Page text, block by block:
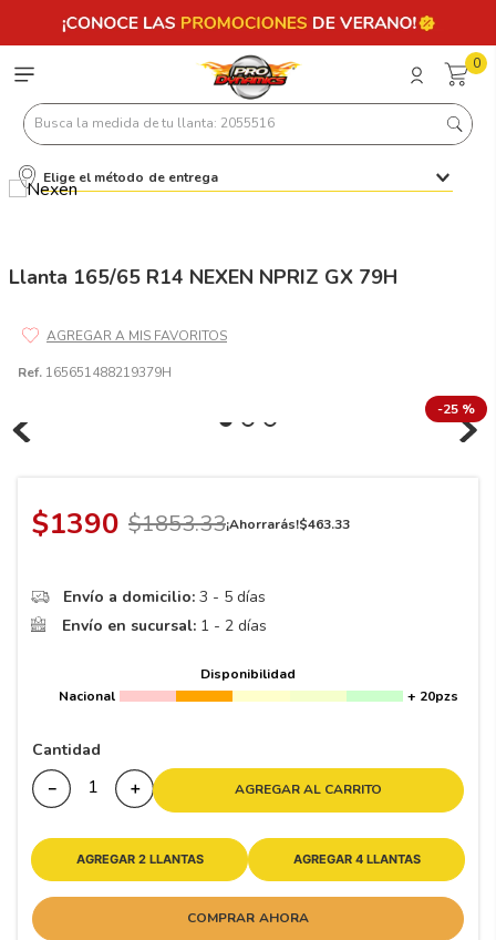
0
Busca la medida de tu llanta: 2055516
Elige el método de entrega
Llanta 165/65 R14 NEXEN NPRIZ GX 79H
Ref. 165651488219379H
-25 %
$1390 $1853.33¡Ahorrarás!$463.33
Envío a domicilio: 3 - 5 días
Envío en sucursal: 1 - 2 días
Disponibilidad
Nacional
+ 20pzs
Cantidad
＋
－ AGREGAR AL CARRITO
AGREGAR 2 LLANTAS AGREGAR 4 LLANTAS
COMPRAR AHORA
Términos más buscados
6 205